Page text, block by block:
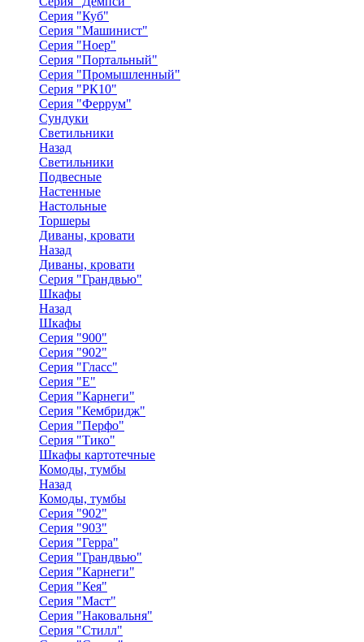
Серия "Куб"
Серия "Машинист"
Серия "Ноер"
Серия "Портальный"
Серия "Промышленный"
Серия "РК10"
Серия "Феррум"
Сундуки
Светильники
Назад
Светильники
Подвесные
Настенные
Настольные
Торшеры
Диваны, кровати
Назад
Диваны, кровати
Серия "Грандвью"
Шкафы
Назад
Шкафы
Серия "900"
Серия "902"
Серия "Гласс"
Серия "Е"
Серия "Карнеги"
Серия "Кембридж"
Серия "Перфо"
Серия "Тико"
Шкафы картотечные
Комоды, тумбы
Назад
Комоды, тумбы
Серия "902"
Серия "903"
Серия "Герра"
Серия "Грандвью"
Серия "Карнеги"
Серия "Кея"
Серия "Маст"
Серия "Наковальня"
Серия "Стилл"